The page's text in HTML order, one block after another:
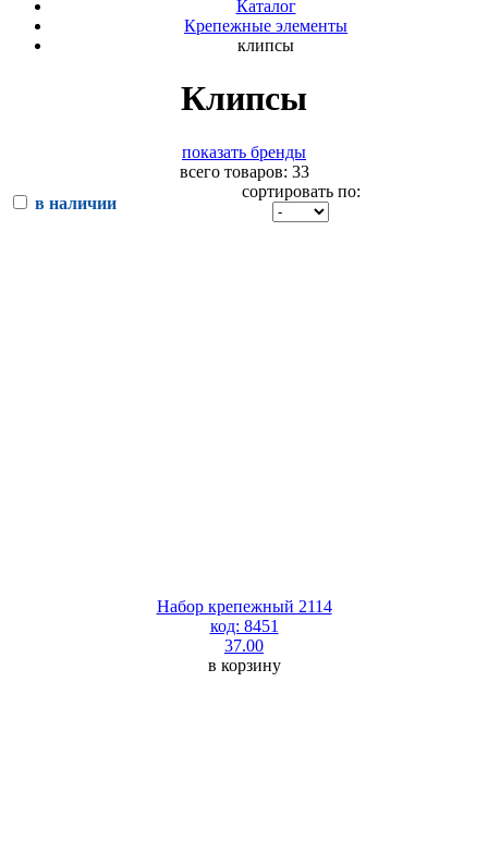
Каталог
Крепежные элементы
клипсы
Клипсы
показать бренды
всего товаров: 33
в наличии
сортировать по:
Набор крепежный 2114
код: 8451
37.00
в корзину